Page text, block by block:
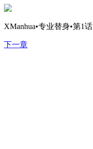
XManhua•专业替身•第1话
下一章